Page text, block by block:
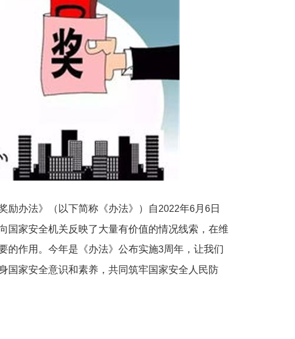
励办法》（以下简称《办法》）自2022年6月6日
国家安全机关反映了大量有价值的情况线索，在维
的作用。今年是《办法》公布实施3周年，让我们
国家安全意识和素养，共同筑牢国家安全人民防